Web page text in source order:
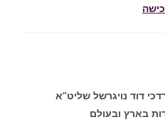
דוד נויגרשל שליט”א
בארץ ובעולם